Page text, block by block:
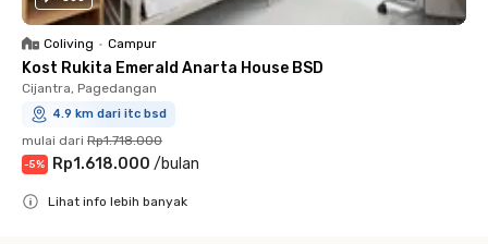
Coliving • Campur
Kost Rukita Emerald Anarta House BSD
Cijantra, Pagedangan
4.9 km dari itc bsd
mulai dari Rp1.718.000
-5% Rp1.618.000 /bulan
Lihat info lebih banyak